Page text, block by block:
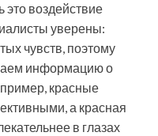
это воздействие
уверены:
чувств, поэтому
информацию о
красные
а красная
в глазах